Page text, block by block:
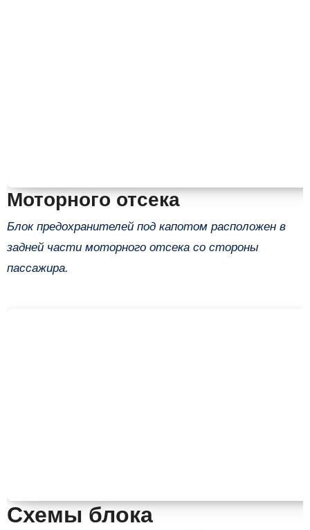
Моторного отсека
Блок предохранителей под капотом расположен в
задней части моторного отсека со стороны
пассажира.
Схемы блока